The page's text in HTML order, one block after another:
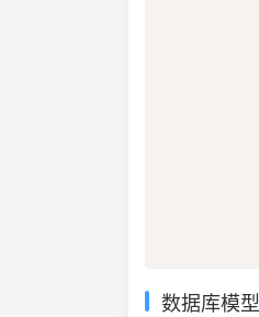
数据库模型